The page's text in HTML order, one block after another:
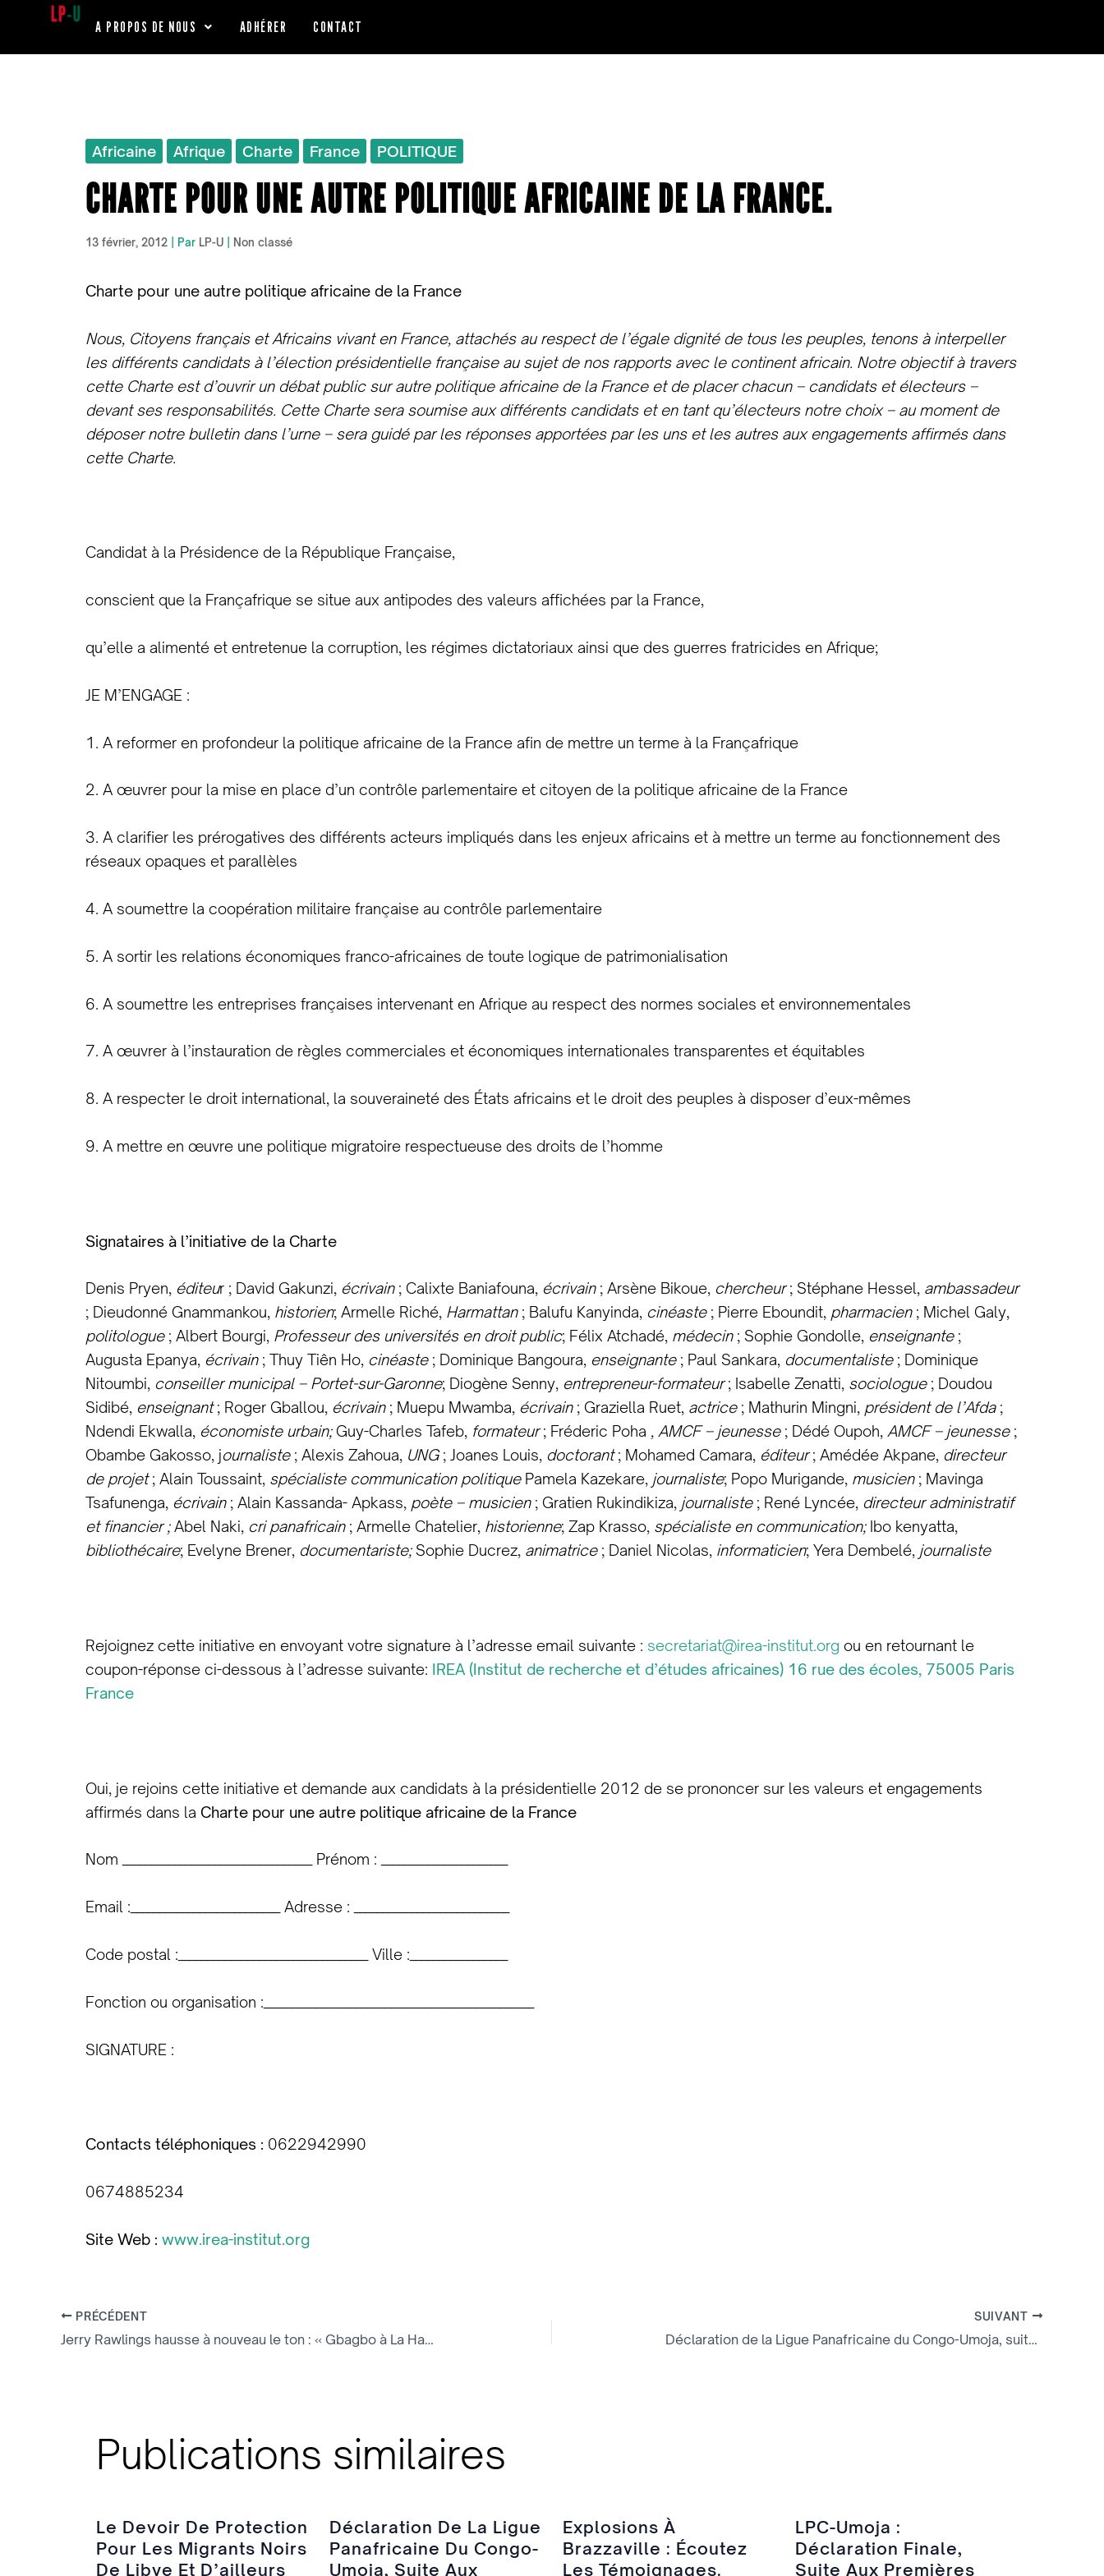
contenu
A PROPOS DE NOUS ADHÉRER CONTACT
Africaine Afrique Charte France POLITIQUE
CHARTE POUR UNE AUTRE POLITIQUE AFRICAINE DE LA FRANCE.
13 février, 2012 | Par LP-U Non classé
Charte pour une autre politique africaine de la France
Nous, Citoyens français et Africains vivant en France, attachés au respect de l’égale dignité de tous les peuples, tenons à interpeller
les différents candidats à l’élection présidentielle française au sujet de nos rapports avec le continent africain. Notre objectif à travers
cette Charte est d’ouvrir un débat public sur autre politique africaine de la France et de placer chacun – candidats et électeurs –
devant ses responsabilités. Cette Charte sera soumise aux différents candidats et en tant qu’électeurs notre choix – au moment de
déposer notre bulletin dans l’urne – sera guidé par les réponses apportées par les uns et les autres aux engagements affirmés dans
cette Charte.
Candidat à la Présidence de la République Française,
conscient que la Françafrique se situe aux antipodes des valeurs affichées par la France,
qu’elle a alimenté et entretenue la corruption, les régimes dictatoriaux ainsi que des guerres fratricides en Afrique;
JE M’ENGAGE :
1. A reformer en profondeur la politique africaine de la France afin de mettre un terme à la Françafrique
2. A œuvrer pour la mise en place d’un contrôle parlementaire et citoyen de la politique africaine de la France
3. A clarifier les prérogatives des différents acteurs impliqués dans les enjeux africains et à mettre un terme au fonctionnement des
réseaux opaques et parallèles
4. A soumettre la coopération militaire française au contrôle parlementaire
5. A sortir les relations économiques franco-africaines de toute logique de patrimonialisation
6. A soumettre les entreprises françaises intervenant en Afrique au respect des normes sociales et environnementales
7. A œuvrer à l’instauration de règles commerciales et économiques internationales transparentes et équitables
8. A respecter le droit international, la souveraineté des États africains et le droit des peuples à disposer d’eux-mêmes
9. A mettre en œuvre une politique migratoire respectueuse des droits de l’homme
Signataires à l’initiative de la Charte
Denis Pryen, éditeur ; David Gakunzi, écrivain; Calixte Baniafouna, écrivain; Arsène Bikoue, chercheur; Stéphane Hessel, ambassadeur
; Dieudonné Gnammankou, historien; Armelle Riché, Harmattan; Balufu Kanyinda, cinéaste; Pierre Eboundit, pharmacien; Michel Galy,
politologue; Albert Bourgi, Professeur des universités en droit public; Félix Atchadé, médecin; Sophie Gondolle, enseignante;
Augusta Epanya, écrivain; Thuy Tiên Ho, cinéaste; Dominique Bangoura, enseignante; Paul Sankara, documentaliste; Dominique
Nitoumbi, conseiller municipal – Portet-sur-Garonne; Diogène Senny, entrepreneur-formateur; Isabelle Zenatti, sociologue; Doudou
Sidibé, enseignant; Roger Gballou, écrivain; Muepu Mwamba, écrivain; Graziella Ruet, actrice; Mathurin Mingni, président de l’Afda;
Ndendi Ekwalla, économiste urbain; Guy-Charles Tafeb, formateur; Fréderic Poha , AMCF – jeunesse ; Dédé Oupoh, AMCF – jeunesse ;
Obambe Gakosso, journaliste; Alexis Zahoua, UNG; Joanes Louis, doctorant; Mohamed Camara, éditeur; Amédée Akpane, directeur
de projet; Alain Toussaint, spécialiste communication politiquePamela Kazekare, journaliste; Popo Murigande, musicien; Mavinga
Tsafunenga, écrivain; Alain Kassanda- Apkass, poète – musicien; Gratien Rukindikiza, journaliste; René Lyncée, directeur administratif
et financier ;Abel Naki, cri panafricain; Armelle Chatelier, historienne; Zap Krasso, spécialiste en communication; Ibo kenyatta,
bibliothécaire; Evelyne Brener, documentariste;Sophie Ducrez, animatrice; Daniel Nicolas, informaticien; Yera Dembelé, journaliste
Rejoignez cette initiative en envoyant votre signature à l’adresse email suivante : secretariat@irea-institut.org ou en retournant le
coupon-réponse ci-dessous à l’adresse suivante: IREA (Institut de recherche et d’études africaines) 16 rue des écoles, 75005 Paris
France
Oui, je rejoins cette initiative et demande aux candidats à la présidentielle 2012 de se prononcer sur les valeurs et engagements
affirmés dans la Charte pour une autre politique africaine de la France
Nom _________________________________ Prénom : ______________________
Email :__________________________ Adresse : ___________________________
Code postal :_________________________________ Ville :_________________
Fonction ou organisation :_______________________________________________
SIGNATURE :
Contacts téléphoniques : 0622942990
0674885234
Site Web : www.irea-institut.org
PRÉCÉDENT
Jerry Rawlings hausse à nouveau le ton : « Gbagbo à La Haye ? Une humiliation pour l’Afrique ! »
SUIVANT
Déclaration de la Ligue Panafricaine du Congo-Umoja, suite aux événements tragiques survenus ce dimanche 04 mars 2012 à Brazzaville
Publications similaires
Le Devoir De Protection
Pour Les Migrants Noirs
De Libye Et D’ailleurs
Déclaration De La Ligue
Panafricaine Du Congo-
Umoja, Suite Aux
Explosions À
Brazzaville : Écoutez
Les Témoignages.
LPC-Umoja :
Déclaration Finale,
Suite Aux Premières